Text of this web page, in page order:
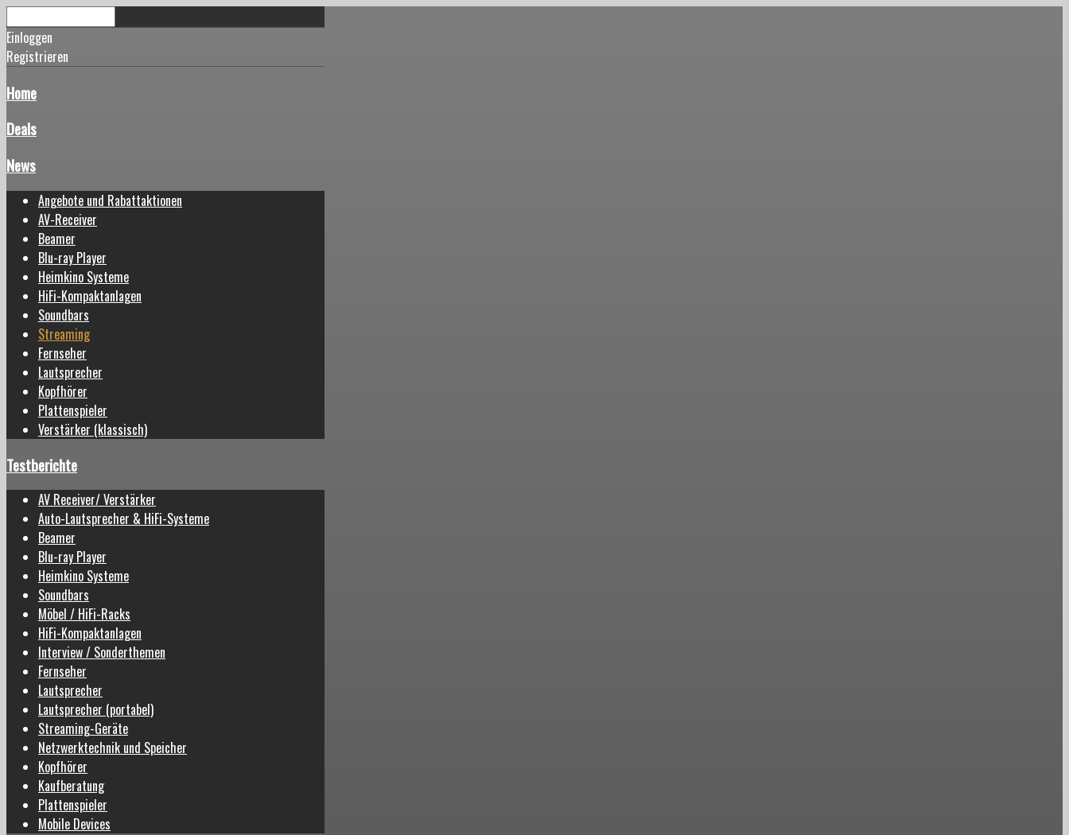
Einloggen
Registrieren
Home
Deals
News
Angebote und Rabattaktionen
AV-Receiver
Beamer
Blu-ray Player
Heimkino Systeme
HiFi-Kompaktanlagen
Soundbars
Streaming
Fernseher
Lautsprecher
Kopfhörer
Plattenspieler
Verstärker (klassisch)
Testberichte
AV Receiver/ Verstärker
Auto-Lautsprecher & HiFi-Systeme
Beamer
Blu-ray Player
Heimkino Systeme
Soundbars
Möbel / HiFi-Racks
HiFi-Kompaktanlagen
Interview / Sonderthemen
Fernseher
Lautsprecher
Lautsprecher (portabel)
Streaming-Geräte
Netzwerktechnik und Speicher
Kopfhörer
Kaufberatung
Plattenspieler
Mobile Devices